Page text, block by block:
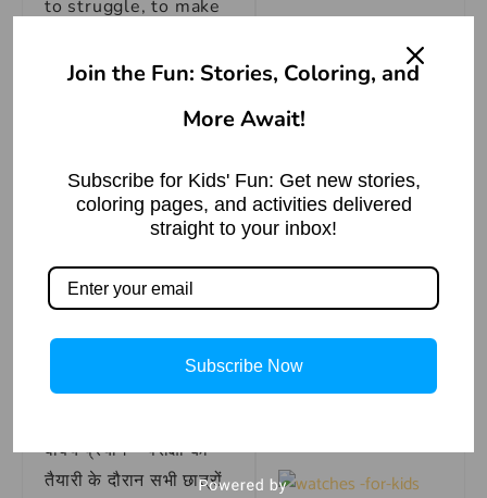
to struggle, to make
something, to endure
मुहावरे का
वाक्य प्रयोग
वाक्य प्रयोग – जब से उसे
नई नौकरी मिली है, वह धक्के
खा रहा है क्योंकि उसे नए
माहौल में ढलने में कठिनाई हो
रही है।
वाक्य प्रयोग – परीक्षा की
तैयारी के दौरान सभी छात्रों
Nuwa
रेगिस्तान का खजाना –
चांदनी का पर्यायवाची
शब्द (Synonyms of
Join the Fun: Stories, Coloring, and
More Await!
Subscribe for Kids' Fun: Get new stories,
coloring pages, and activities delivered
straight to your inbox!
Subscribe Now